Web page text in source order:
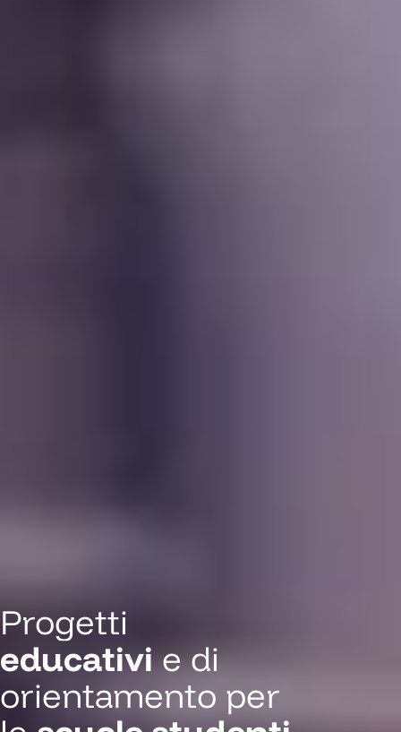
Progetti
educativie di
orientamento per